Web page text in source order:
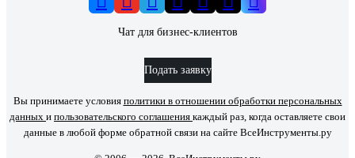
Чат для бизнес-клиентов
Подать заявку
Вы принимаете условия политики в отношении обработки персональных
данных и пользовательского соглашения каждый раз, когда оставляете свои
данные в любой форме обратной связи на сайте ВсеИнструменты.ру